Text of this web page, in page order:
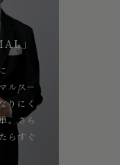
」
ルスー
りにく
。さら
らすぐ